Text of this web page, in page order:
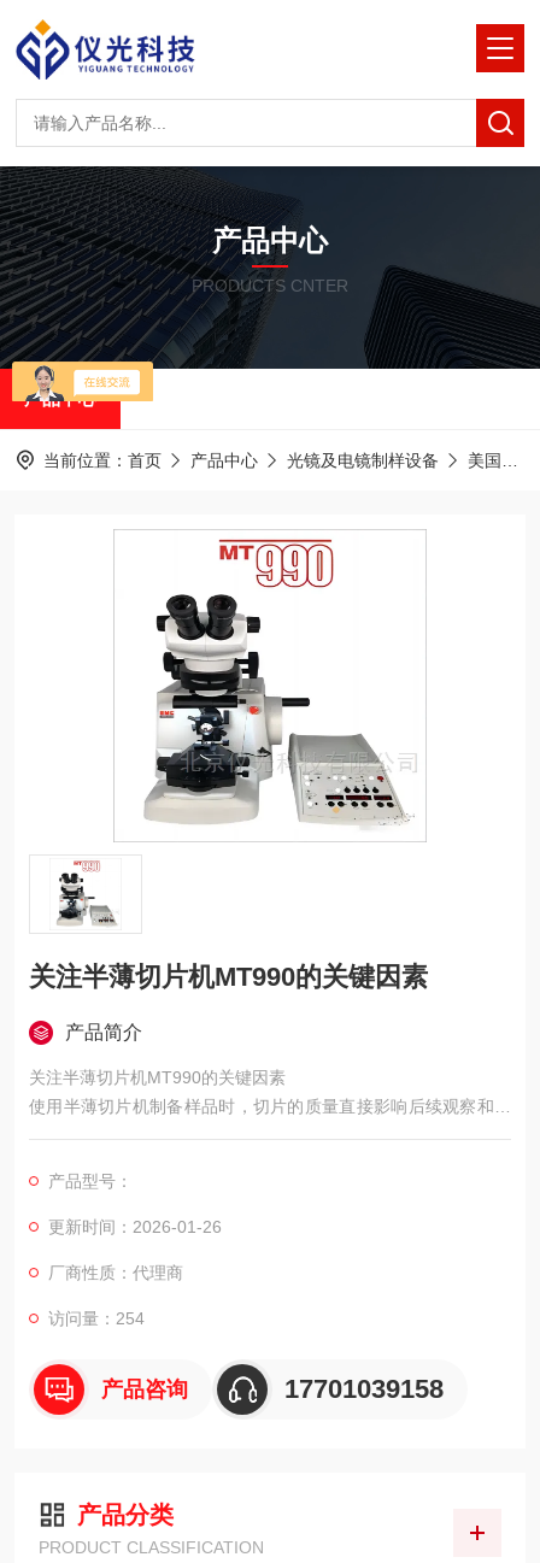
产品中心
PRODUCTS CNTER
产品中心
当前位置： 首页 产品中心 光镜及电镜制样设备 美国RMC半薄&超薄切片机
关注半薄切片机MT990的关键因素
产品简介
关注半薄切片机MT990的关键因素
使用半薄切片机制备样品时，切片的质量直接影响后续观察和分
析的可靠性。
产品型号：
更新时间：2026-01-26
厂商性质：代理商
访问量：254
产品咨询 17701039158
产品分类
PRODUCT CLASSIFICATION